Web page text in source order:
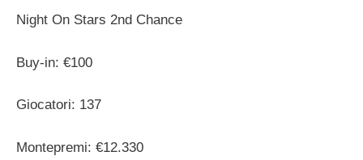
Night On Stars 2nd Chance
Buy-in: €100
Giocatori: 137
Montepremi: €12.330